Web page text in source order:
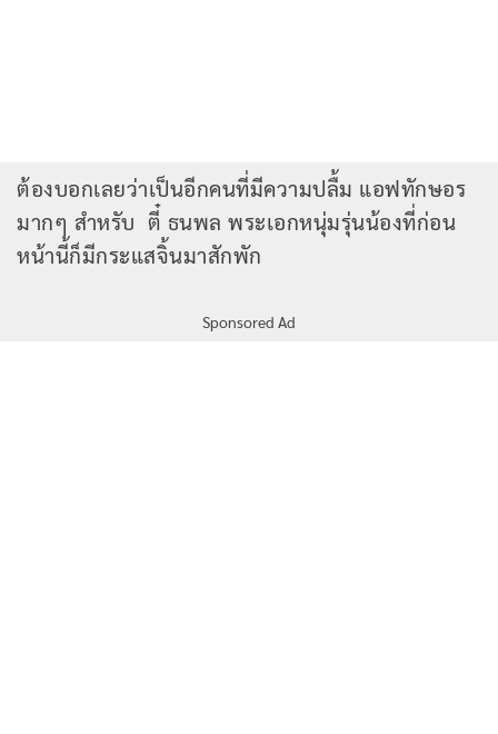
ต้องบอกเลยว่าเป็นอีกคนที่มีความปลื้ม แอฟทักษอร
มากๆ สำหรับ ตี๋ ธนพล พระเอกหนุ่มรุ่นน้องที่ก่อน
หน้านี้ก็มีกระแสจิ้นมาสักพัก
Sponsored Ad